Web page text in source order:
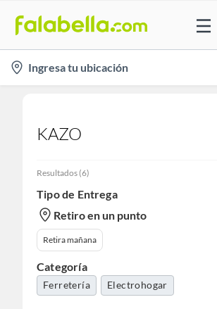
location-
icon
Ingresa tu ubicación
KAZO
Resultados (6)
Tipo de Entrega
Retiro en un punto
Retira mañana
Categoría
Ferretería Electrohogar